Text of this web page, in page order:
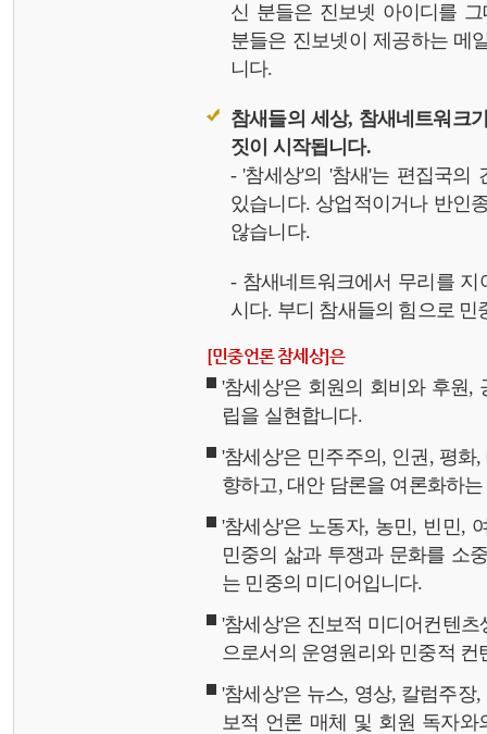
신 분들은 진보넷 아이디를
분들은 진보넷이 제공하는 메
니다.
참새들의 세상, 참새네트워크
짓이 시작됩니다.
- '참세상'의 '참새'는 편집국의
있습니다. 상업적이거나 반인
않습니다.
- 참새네트워크에서 무리를
시다. 부디 참새들의 힘으로 민
[민중언론 참세상]은
'참세상'은 회원의 회비와 후원,
립을 실현합니다.
'참세상'은 민주주의, 인권, 평
향하고, 대안 담론을 여론화하
'참세상'은 노동자, 농민, 빈민,
민중의 삶과 투쟁과 문화를 소
는 민중의 미디어입니다.
'참세상'은 진보적 미디어컨텐
으로서의 운영원리와 민중적
'참세상'은 뉴스, 영상, 칼럼주
보적 언론 매체 및 회원 독자와